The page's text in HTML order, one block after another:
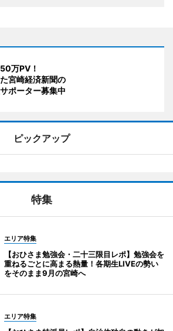
万PV！
宮崎経済新聞の
ポーター募集中
ピックアップ
特集
エリア特集
【おひさま勉強会・二十三限目レポ】勉強会を
重ねるごとに高まる熱量！各期生LIVEの勢い
をそのまま9月の宮崎へ
エリア特集